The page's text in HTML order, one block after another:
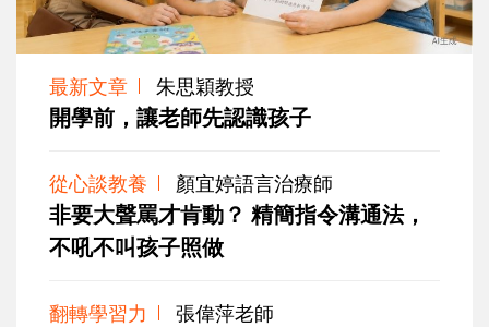
最新文章 朱思穎教授
開學前，讓老師先認識孩子
從心談教養 顏宜婷語言治療師
非要大聲罵才肯動？ 精簡指令溝通法，
不吼不叫孩子照做
翻轉學習力 張偉萍老師